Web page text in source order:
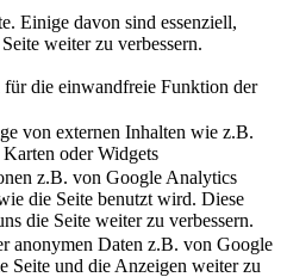
Einige davon sind essenziell,
weiter zu verbessern.
die einwandfreie Funktion der
von externen Inhalten wie z.B.
oder Widgets
z.B. von Google Analytics
die Seite benutzt wird. Diese
die Seite weiter zu verbessern.
anonymen Daten z.B. von Google
Seite und die Anzeigen weiter zu